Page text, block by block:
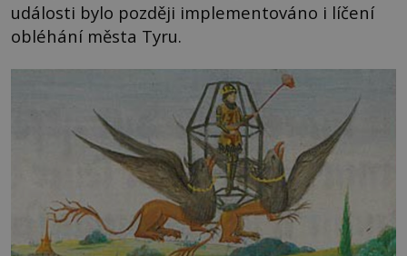
události bylo později implementováno i líčení
obléhání města Tyru.